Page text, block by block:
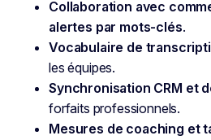
Collaboration avec
alertes par mots-clés.
Vocabulaire de
les équipes.
Synchronisation CRM et
forfaits professionnels.
Mesures de coaching et